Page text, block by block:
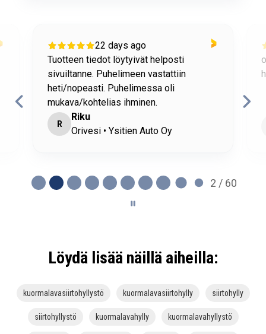
22 days ago
Tuotteen tiedot löytyivät helposti
sivuiltanne. Puhelimeen vastattiin
heti/nopeasti. Puhelimessa oli
mukava/kohtelias ihminen.
R
Riku
Orivesi • Ysitien Auto Oy
2 / 60
Löydä lisää näillä aiheilla:
kuormalavasiirtohyllystö kuormalavasiirtohylly siirtohylly
siirtohyllystö kuormalavahylly kuormalavahyllystö